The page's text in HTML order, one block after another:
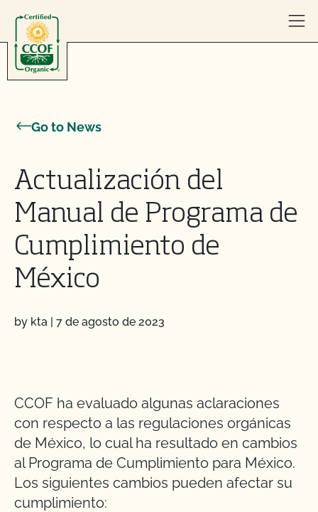
Go to News
Actualización del
Manual de Programa de
Cumplimiento de
México
by kta | 7 de agosto de 2023
CCOF ha evaluado algunas aclaraciones
con respecto a las regulaciones orgánicas
de México, lo cual ha resultado en cambios
al Programa de Cumplimiento para México.
Los siguientes cambios pueden afectar su
cumplimiento: